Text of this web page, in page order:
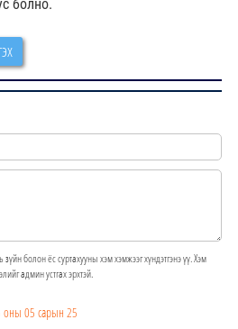
болно.
зүйн болон ёс суртахууны хэм хэмжээг хүндэтгэнэ үү. Хэм
админ устгах эрхтэй.
оны 05 сарын 25